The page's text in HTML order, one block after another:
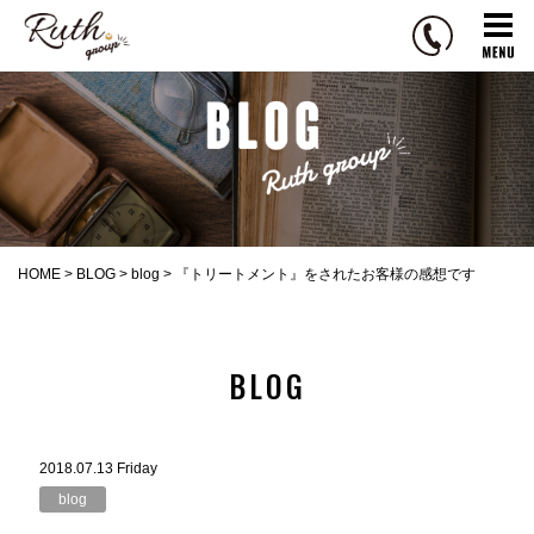
t
h
g
r
o
u
HOME > BLOG > blog > 『トリートメント』をされたお客様の感想です
BLOG
2018.07.13 Friday
blog